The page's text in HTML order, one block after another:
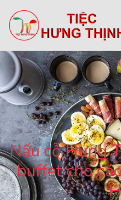
Nấu cỗ Hưng
buffet cho